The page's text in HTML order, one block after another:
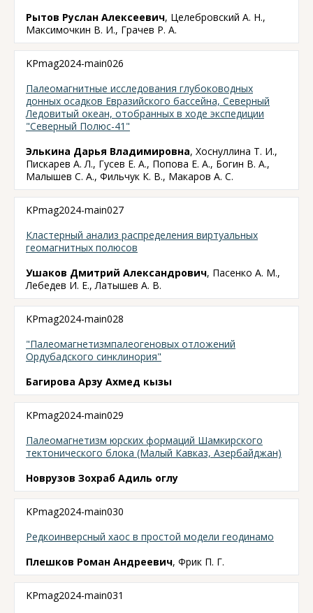
Рытов Руслан Алексеевич, Целебровский А. Н.,
Максимочкин В. И., Грачев Р. А.
KPmag2024-main026
Палеомагнитные исследования глубоководных
донных осадков Евразийского бассейна, Северный
Ледовитый океан, отобранных в ходе экспедиции
"Северный Полюс-41"
Элькина Дарья Владимировна, Хоснуллина Т. И.,
Пискарев А. Л., Гусев Е. А., Попова Е. А., Богин В. А.,
Малышев С. А., Фильчук К. В., Макаров А. С.
KPmag2024-main027
Кластерный анализ распределения виртуальных
геомагнитных полюсов
Ушаков Дмитрий Александрович, Пасенко А. М.,
Лебедев И. Е., Латышев А. В.
KPmag2024-main028
"Палеомагнетизмпалеогеновых отложений
Ордубадского синклинория"
Багирова Арзу Ахмед кызы
KPmag2024-main029
Палеомагнетизм юрских формаций Шамкирского
тектонического блока (Малый Кавказ, Азербайджан)
Новрузов Зохраб Адиль оглу
KPmag2024-main030
Редкоинверсный хаос в простой модели геодинамо
Плешков Роман Андреевич, Фрик П. Г.
KPmag2024-main031